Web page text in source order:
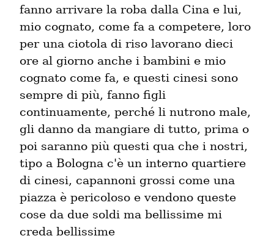
fanno arrivare la roba dalla Cina e lui,
mio cognato, come fa a competere, loro
per una ciotola di riso lavorano dieci
ore al giorno anche i bambini e mio
cognato come fa, e questi cinesi sono
sempre di più, fanno figli
continuamente, perché li nutrono male,
gli danno da mangiare di tutto, prima o
poi saranno più questi qua che i nostri,
tipo a Bologna c'è un interno quartiere
di cinesi, capannoni grossi come una
piazza è pericoloso e vendono queste
cose da due soldi ma bellissime mi
creda bellissime